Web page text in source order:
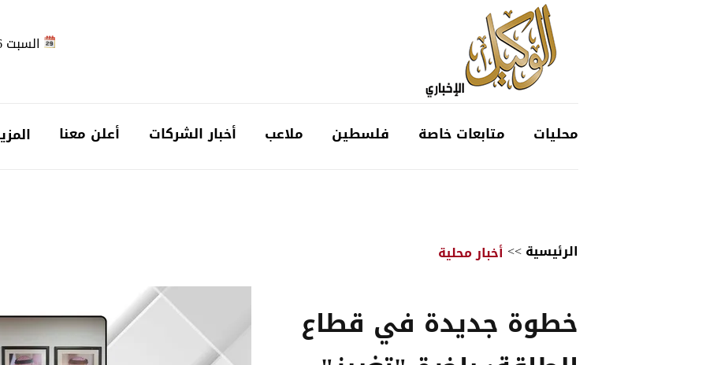
السبت 2026-08-08
محليات متابعات خاصة فلسطين ملاعب أخبار الشركات أعلن معنا
الرئيسية>>أخبار محلية
خطوة جديدة في قطاع